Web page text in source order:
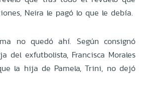
Neira le pagó lo que le debía.
no quedó ahí. Según consignó
del exfutbolista, Francisca Morales
la hija de Pamela, Trini, no dejó